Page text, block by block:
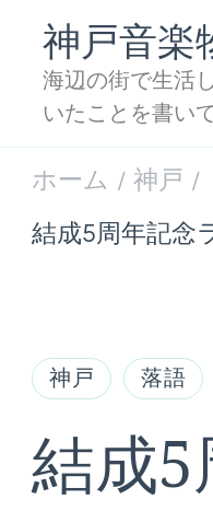
神戸音楽
海辺の街で生活
いたことを書い
ホーム / 神戸 /
結成5周年記念
神戸 落語
結成5